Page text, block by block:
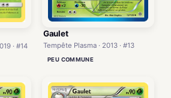
· #14
Gaulet
Tempête Plasma · 2013 · #13
PEU COMMUNE